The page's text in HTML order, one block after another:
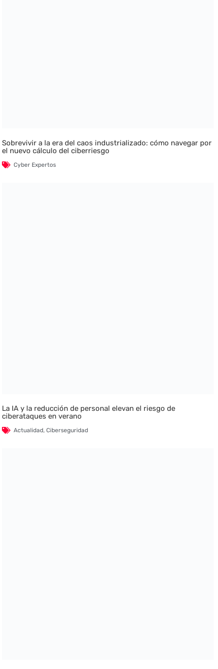
Sobrevivir a la era del caos industrializado: cómo navegar por
el nuevo cálculo del ciberriesgo
Cyber Expertos
La IA y la reducción de personal elevan el riesgo de
ciberataques en verano
Actualidad,Ciberseguridad